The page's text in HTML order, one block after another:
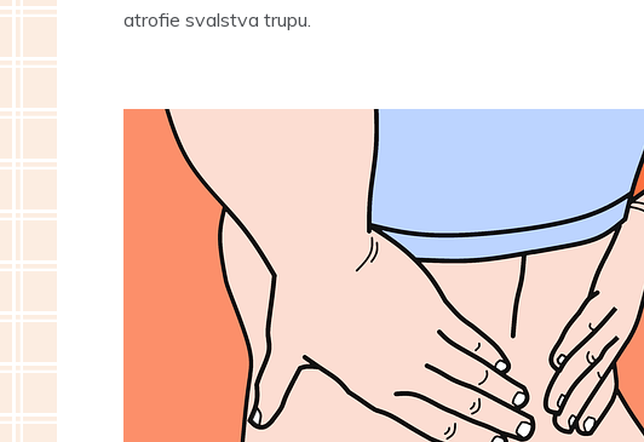
atrofie svalstva trupu.